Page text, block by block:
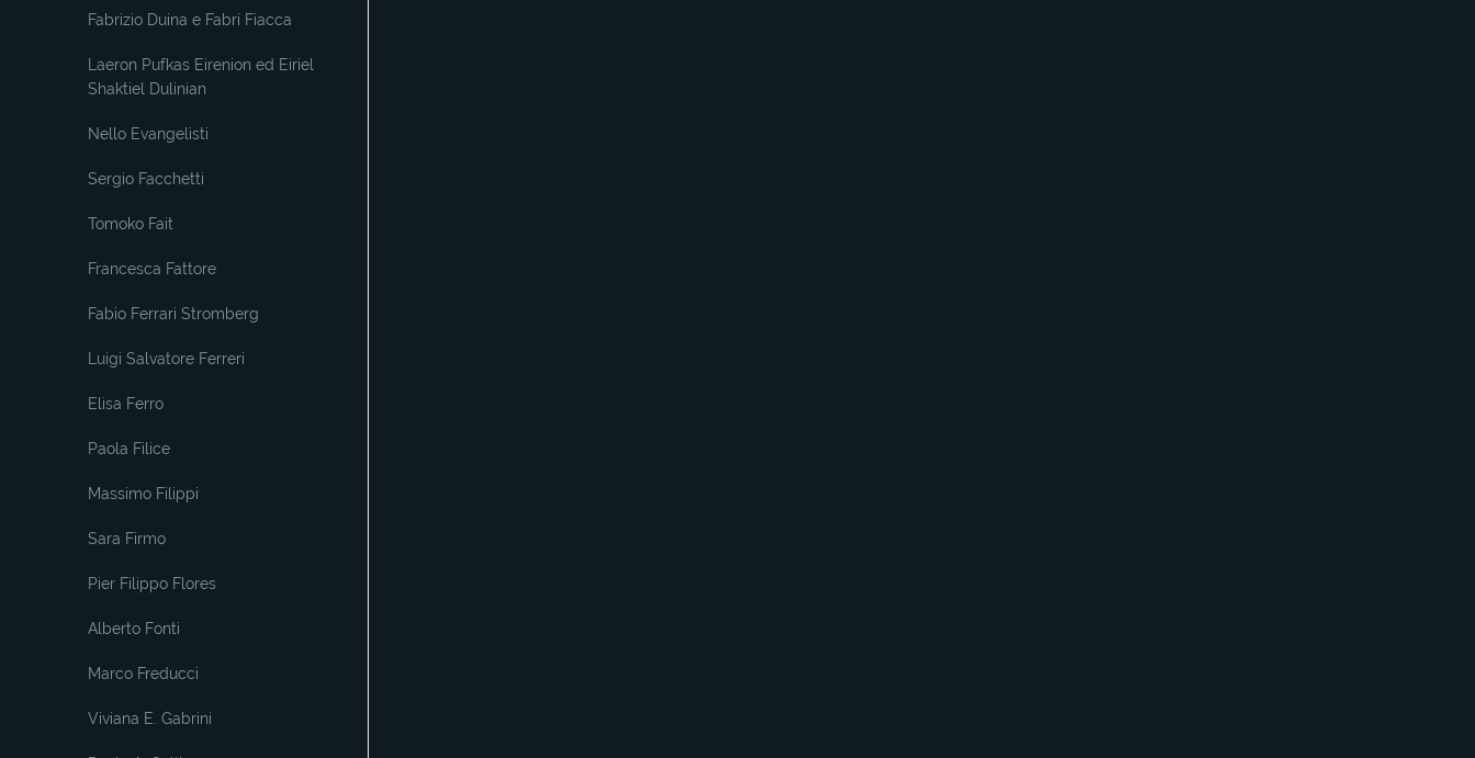
Fabrizio Duina e Fabri Fiacca
Laeron Pufkas Eirenion ed Eiriel
Shaktiel Dulinian
Nello Evangelisti
Sergio Facchetti
Tomoko Fait
Francesca Fattore
Fabio Ferrari Stromberg
Luigi Salvatore Ferreri
Elisa Ferro
Paola Filice
Massimo Filippi
Sara Firmo
Pier Filippo Flores
Alberto Fonti
Marco Freducci
Viviana E. Gabrini